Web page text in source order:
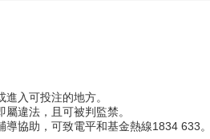
入可投注的地方。
違法，且可被判監禁。
協助，可致電平和基金熱線1834 633。